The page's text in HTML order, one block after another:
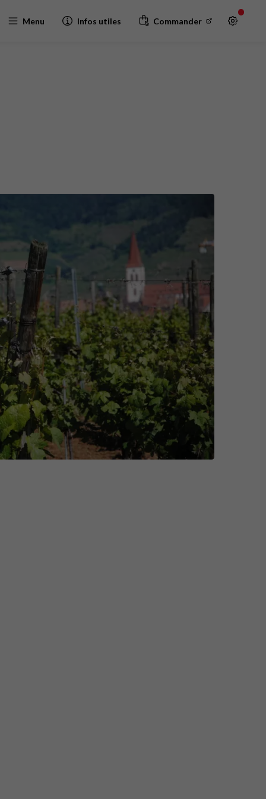
Menu Infos utiles Commander